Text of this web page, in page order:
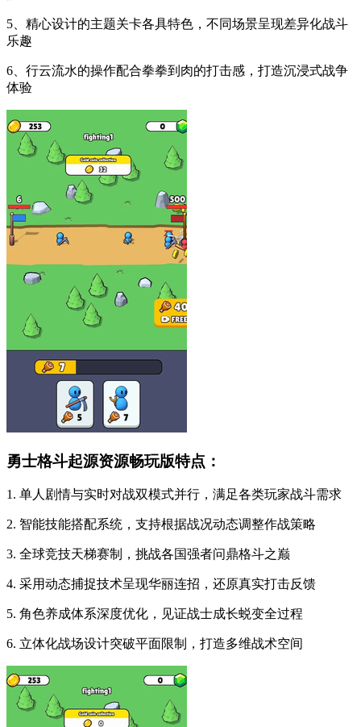
5、精心设计的主题关卡各具特色，不同场景呈现差异化战斗
乐趣
6、行云流水的操作配合拳拳到肉的打击感，打造沉浸式战争
体验
勇士格斗起源资源畅玩版特点：
1. 单人剧情与实时对战双模式并行，满足各类玩家战斗需求
2. 智能技能搭配系统，支持根据战况动态调整作战策略
3. 全球竞技天梯赛制，挑战各国强者问鼎格斗之巅
4. 采用动态捕捉技术呈现华丽连招，还原真实打击反馈
5. 角色养成体系深度优化，见证战士成长蜕变全过程
6. 立体化战场设计突破平面限制，打造多维战术空间